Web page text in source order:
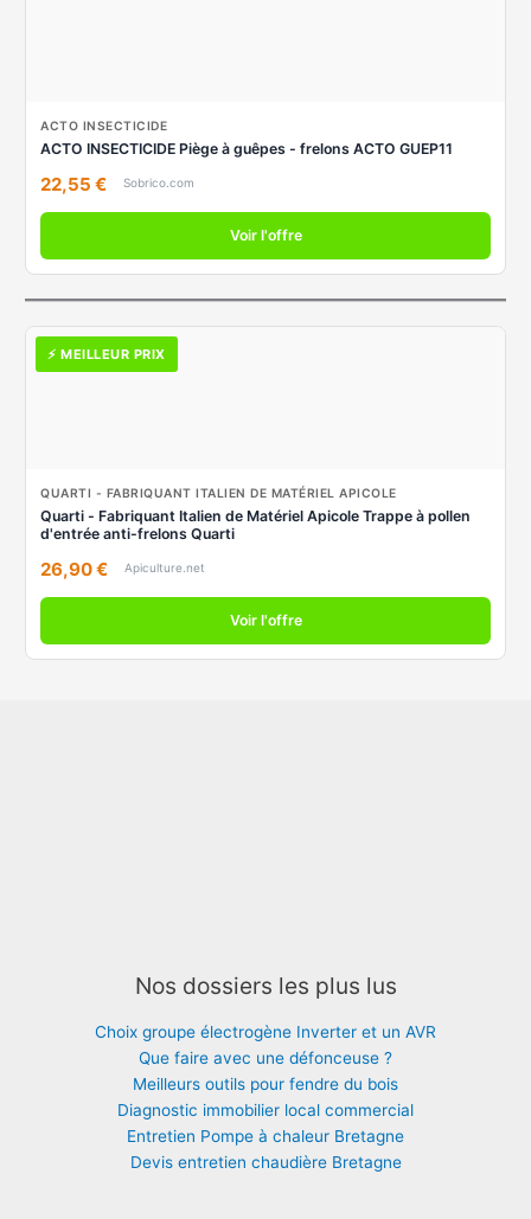
ACTO INSECTICIDE
ACTO INSECTICIDE Piège à guêpes - frelons ACTO GUEP11
22,55 € Sobrico.com
Voir l'offre
⚡ MEILLEUR PRIX
QUARTI - FABRIQUANT ITALIEN DE MATÉRIEL APICOLE
Quarti - Fabriquant Italien de Matériel Apicole Trappe à pollen
d'entrée anti-frelons Quarti
26,90 € Apiculture.net
Voir l'offre
Nos dossiers les plus lus
Choix groupe électrogène Inverter et un AVR
Que faire avec une défonceuse ?
Meilleurs outils pour fendre du bois
Diagnostic immobilier local commercial
Entretien Pompe à chaleur Bretagne
Devis entretien chaudière Bretagne